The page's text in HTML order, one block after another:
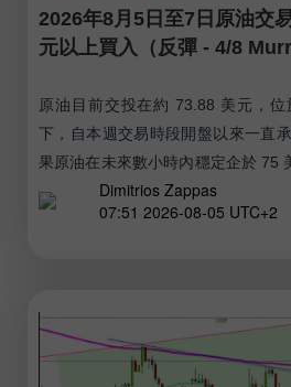
2026年8月5日至7日原油交
元以上買入（反彈 - 4/8
原油目前交投在約 73.88 美元，
下，自本週交易時段開盤以來一直
果原油在未來數小時內穩定企於 75
立多頭部位的機會，預期在接下來幾
整數心理關口附近的 200 日移動平均
Dimitrios Zappas
07:51 2026-08-05 UTC+2